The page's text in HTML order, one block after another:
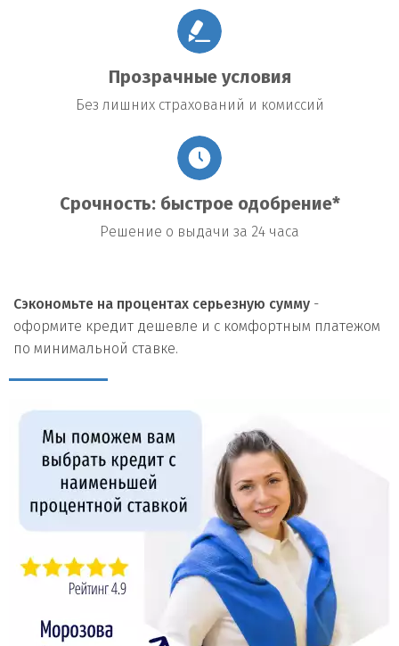
Прозрачные условия
Без лишних страхований и комиссий
Срочность: быстрое одобрение*
Решение о выдачи за 24 часа
Сэкономьте на процентах серьезную сумму -
оформите кредит дешевле и с комфортным платежом
по минимальной ставке.